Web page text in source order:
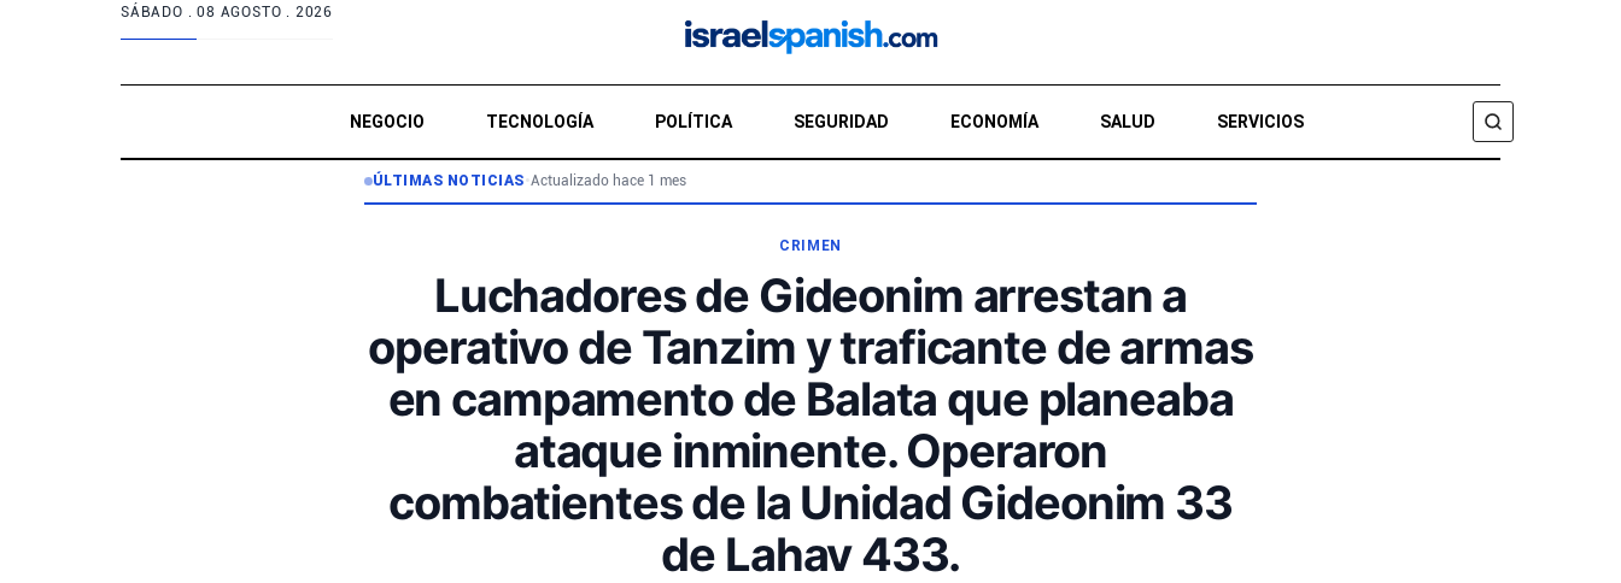
SÁBADO .08 AGOSTO . 2026
NEGOCIO TECNOLOGÍA POLÍTICA SEGURIDAD ECONOMÍA SALUD SERVICIOS
BUSCAR
ÚLTIMAS NOTICIAS•Actualizado hace 1 mes
CRIMEN
Luchadores de Gideonim arrestan a
operativo de Tanzim y traficante de armas
en campamento de Balata que planeaba
ataque inminente. Operaron
combatientes de la Unidad Gideonim 33
de Lahav 433.